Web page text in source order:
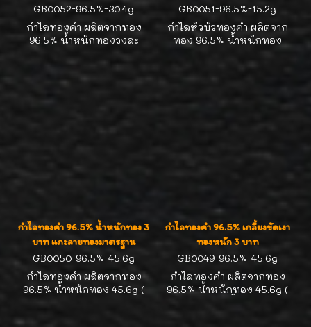
GB0052-96.5%-30.4g
กำไลทองคำ ผลิตจากทอง
96.5% น้ำหนักทองวงละ
30.4g ( วงละ2บาททอง )
ดีไซน์งานสวยน่ารัก น่าสะสม
GB0051-96.5%-15.2g
กำไลหัวบัวทองคำ ผลิตจาก
ทอง 96.5% น้ำหนักทอง
กำไลทองคำ 96.5% น้ำหนักทอง 3
บาท แกะลายทองมาตรฐาน
GB0050-96.5%-45.6g
กำไลทองคำ ผลิตจากทอง
96.5% น้ำหนักทอง 45.6g (
กำไลทองคำ 96.5% เกลี้ยงขัดเงา
ทองหนัก 3 บาท
GB0049-96.5%-45.6g
กำไลทองคำ ผลิตจากทอง
96.5% น้ำหนักทอง 45.6g (